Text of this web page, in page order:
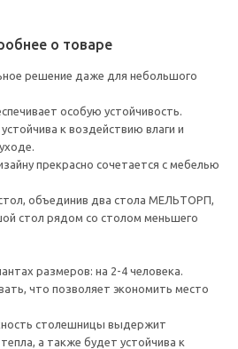
о товаре
решение даже для небольшого
особую устойчивость.
к воздействию влаги и
прекрасно сочетается с мебелью
объединив два стола МЕЛЬТОРП,
стол рядом со столом меньшего
размеров: на 2-4 человека.
что позволяет экономить место
столешницы выдержит
а также будет устойчива к